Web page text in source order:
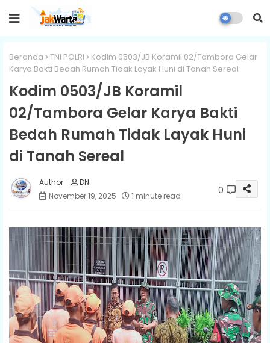
Beranda TNI POLRI
Kodim 0503/JB Koramil 02/Tambora Gelar
Karya Bakti Bedah Rumah Tidak Layak Huni di Tanah Sereal
Kodim 0503/JB Koramil
02/Tambora Gelar Karya Bakti
Bedah Rumah Tidak Layak Huni
di Tanah Sereal
DN
November 19, 2025
1 minute read 0